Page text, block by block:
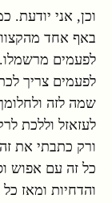
וכן, אני
באף אחד
לפעמים
לפעמים צריך
שמה לזה
לעזאזל וללכת
ורק כתבתי את
כל זה עם אפוש
והדחיות ומאז